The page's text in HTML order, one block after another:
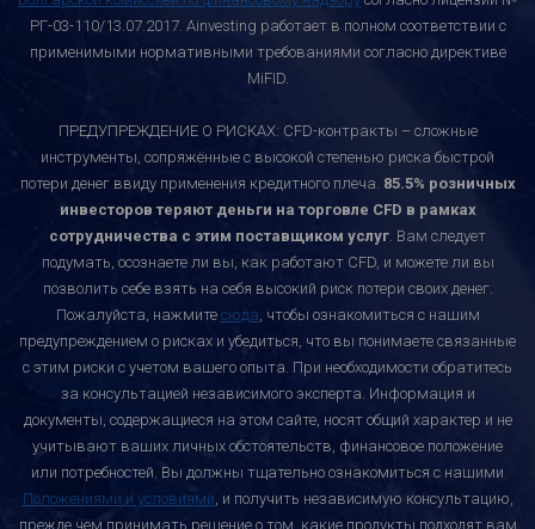
РГ-03-110/13.07.2017. Ainvesting работает в полном соответствии с
применимыми нормативными требованиями согласно директиве
MiFID.
ПРЕДУПРЕЖДЕНИЕ О РИСКАХ: CFD-контракты – сложные
инструменты, сопряжённые с высокой степенью риска быстрой
потери денег ввиду применения кредитного плеча. 85.5% розничных
инвесторов теряют деньги на торговле CFD в рамках
сотрудничества с этим поставщиком услуг. Вам следует
подумать, осознаете ли вы, как работают CFD, и можете ли вы
позволить себе взять на себя высокий риск потери своих денег.
Пожалуйста, нажмите сюда, чтобы ознакомиться с нашим
предупреждением о рисках и убедиться, что вы понимаете связанные
с этим риски с учетом вашего опыта. При необходимости обратитесь
за консультацией независимого эксперта. Информация и
документы, содержащиеся на этом сайте, носят общий характер и не
учитывают ваших личных обстоятельств, финансовое положение
или потребностей. Вы должны тщательно ознакомиться с нашими
Положениями и условиями, и получить независимую консультацию,
прежде чем принимать решение о том, какие продукты подходят вам